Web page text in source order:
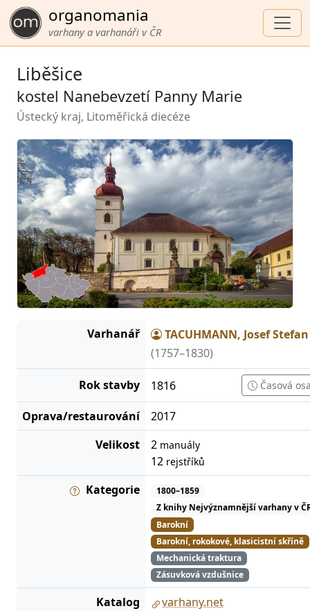
organomania
varhany a varhanáři v ČR
Liběšice
kostel Nanebevzetí Panny Marie
Ústecký kraj, Litoměřická diecéze
Varhanář
TACUHMANN, Josef Stefan
(1757–1830)
Rok stavby 1816 Časová
Oprava/restaurování
2017
Velikost
2 manuály
12 rejstříků
Kategorie
1800–1859
Z knihy Nejvýznamnější varhany v
Barokní
Barokní, rokokové, klasicistní skříně
Mechanická traktura
Zásuvková vzdušnice
Katalog varhany.net